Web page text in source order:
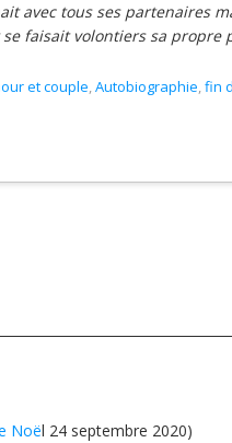
avec tous ses partenaires
faisait volontiers sa propre
et couple,Autobiographie,fin
Noël 24 septembre 2020)